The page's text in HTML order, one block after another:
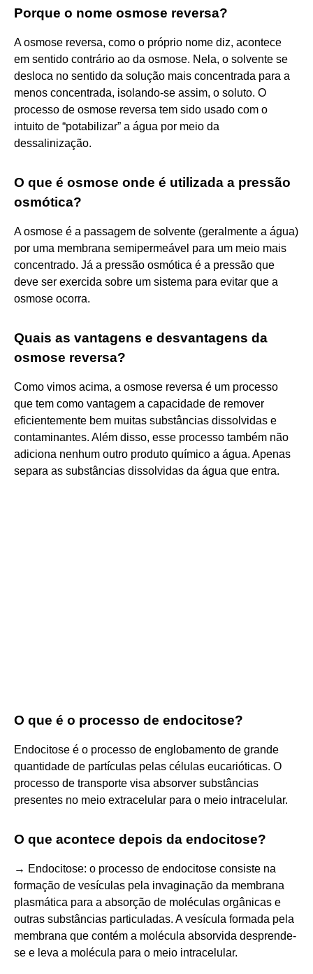
Porque o nome osmose reversa?
A osmose reversa, como o próprio nome diz, acontece
em sentido contrário ao da osmose. Nela, o solvente se
desloca no sentido da solução mais concentrada para a
menos concentrada, isolando-se assim, o soluto. O
processo de osmose reversa tem sido usado com o
intuito de “potabilizar” a água por meio da
dessalinização.
O que é osmose onde é utilizada a pressão
osmótica?
A osmose é a passagem de solvente (geralmente a água)
por uma membrana semipermeável para um meio mais
concentrado. Já a pressão osmótica é a pressão que
deve ser exercida sobre um sistema para evitar que a
osmose ocorra.
Quais as vantagens e desvantagens da
osmose reversa?
Como vimos acima, a osmose reversa é um processo
que tem como vantagem a capacidade de remover
eficientemente bem muitas substâncias dissolvidas e
contaminantes. Além disso, esse processo também não
adiciona nenhum outro produto químico a água. Apenas
separa as substâncias dissolvidas da água que entra.
O que é o processo de endocitose?
Endocitose é o processo de englobamento de grande
quantidade de partículas pelas células eucarióticas. O
processo de transporte visa absorver substâncias
presentes no meio extracelular para o meio intracelular.
O que acontece depois da endocitose?
→ Endocitose: o processo de endocitose consiste na
formação de vesículas pela invaginação da membrana
plasmática para a absorção de moléculas orgânicas e
outras substâncias particuladas. A vesícula formada pela
membrana que contém a molécula absorvida desprende-
se e leva a molécula para o meio intracelular.